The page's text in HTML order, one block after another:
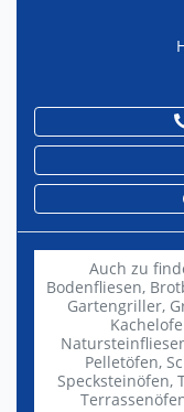
Auch zu
Bodenfliesen,
Gartengriller,
Pelletöfen,
Specksteinöfen,